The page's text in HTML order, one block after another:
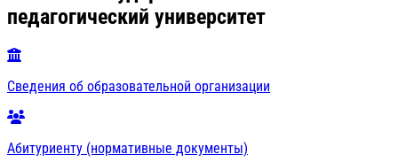
педагогический университет
Сведения об образовательной организации
Абитуриенту (нормативные документы)